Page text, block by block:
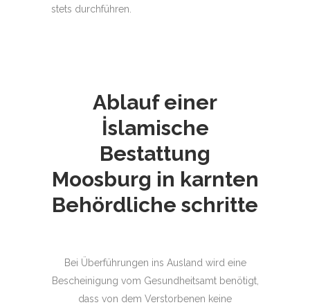
stets durchführen.
Ablauf einer
İslamische
Bestattung
Moosburg in karnten
Behördliche schritte
Bei Überführungen ins Ausland wird eine
Bescheinigung vom Gesundheitsamt benötigt,
dass von dem Verstorbenen keine